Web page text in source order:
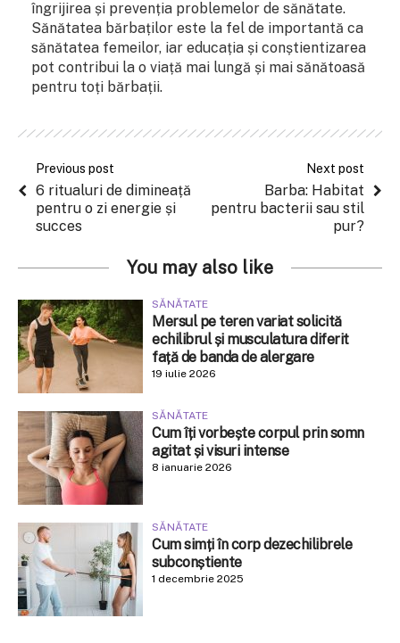
îngrijirea și prevenția problemelor de sănătate.
Sănătatea bărbaților este la fel de importantă ca
sănătatea femeilor, iar educația și conștientizarea
pot contribui la o viață mai lungă și mai sănătoasă
pentru toți bărbații.
Previous post
6 ritualuri de dimineață
pentru o zi energie și
succes
Next post
Barba: Habitat
pentru bacterii sau stil
pur?
You may also like
SĂNĂTATE
Mersul pe teren variat solicită
echilibrul și musculatura diferit
față de banda de alergare
19 iulie 2026
SĂNĂTATE
Cum îți vorbește corpul prin somn
agitat și visuri intense
8 ianuarie 2026
SĂNĂTATE
Cum simți în corp dezechilibrele
subconștiente
1 decembrie 2025